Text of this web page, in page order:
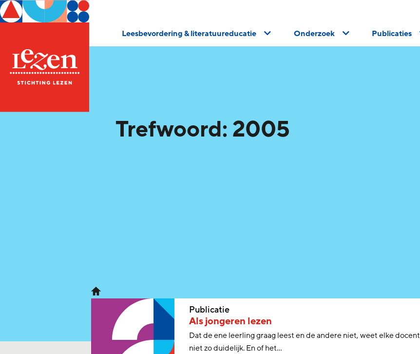
Leesbevordering & literatuureducatie Onderzoek Publicaties
Trefwoord: 2005
Publicatie
Als jongeren lezen
Dat de ene leerling graag leest en de andere niet, weet elke
niet zo duidelijk. En of het...